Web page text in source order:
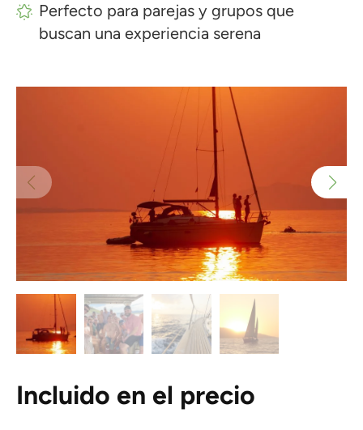
Perfecto para parejas y grupos que
buscan una experiencia serena
Incluido en el precio